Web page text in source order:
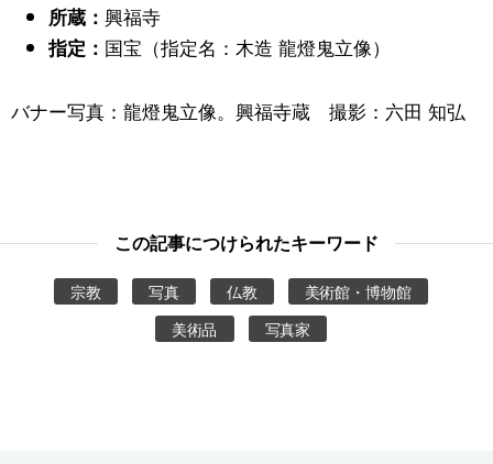
所蔵： 興福寺
指定： 国宝（指定名：木造 龍燈鬼立像）
バナー写真：龍燈鬼立像。興福寺蔵 撮影：六田 知弘
この記事につけられたキーワード
宗教 写真 仏教
美術館・博物館
美術品
写真家